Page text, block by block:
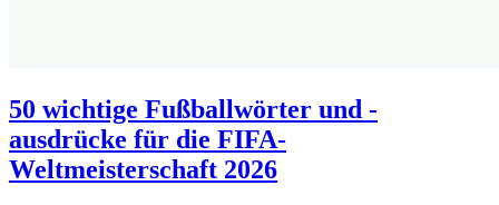
50 wichtige Fußballwörter und -
ausdrücke für die FIFA-
Weltmeisterschaft 2026